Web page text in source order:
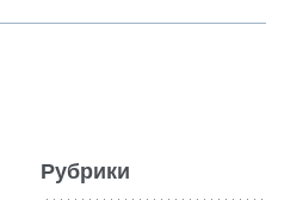
Рубрики